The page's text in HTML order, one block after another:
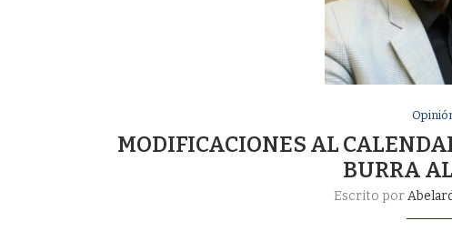
MODIFICACIONES AL
BURRA
Escrito por